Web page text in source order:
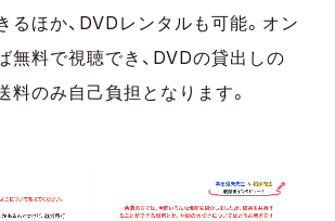
るほか、DVDレンタルも可能。オン
無料で視聴でき、DVDの貸出しの
料のみ自己負担となります。